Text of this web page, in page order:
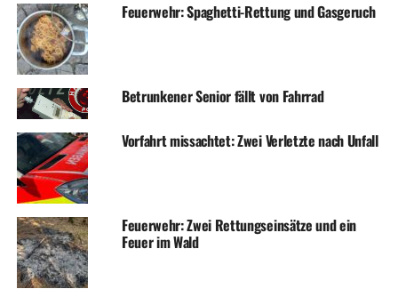
DON'T MISS
Betrunkener Autofahrer fährt gegen Blumenkübel
Feuerwehr: Spaghetti-Rettung und Gasgeruch
Betrunkener Senior fällt von Fahrrad
Vorfahrt missachtet: Zwei Verletzte nach Unfall
Feuerwehr: Zwei Rettungseinsätze und ein
Feuer im Wald